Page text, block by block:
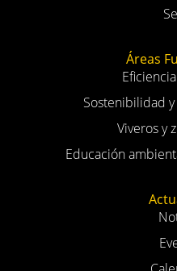
Áreas
Sostenibilidad
Viveros y
Educación